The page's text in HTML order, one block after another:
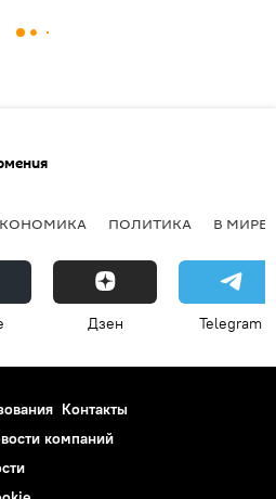
ПОЛИТИКА В МИРЕ
Дзен Telegram
Контакты
компаний